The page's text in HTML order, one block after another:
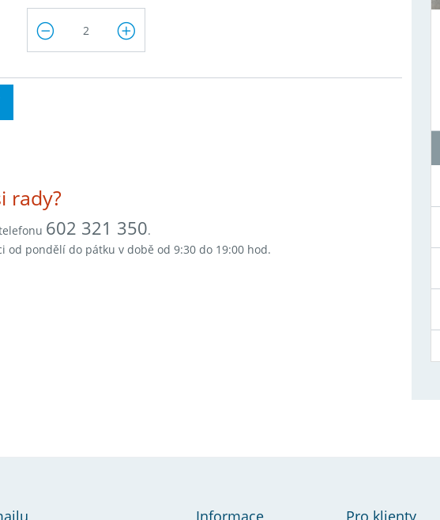
rady?
602 321 350.
od pondělí do pátku v době od 9:30 do 19:00 hod.